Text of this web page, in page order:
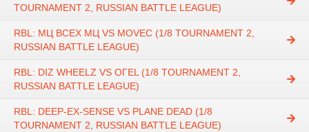
TOURNAMENT 2, RUSSIAN BATTLE LEAGUE)
RBL: МЦ ВСЕХ МЦ VS MOVEC (1/8 TOURNAMENT 2,
RUSSIAN BATTLE LEAGUE)
RBL: DIZ WHEELZ VS ОГЕL (1/8 TOURNAMENT 2,
RUSSIAN BATTLE LEAGUE)
RBL: DEEP-EX-SENSE VS PLANE DEAD (1/8
TOURNAMENT 2, RUSSIAN BATTLE LEAGUE)